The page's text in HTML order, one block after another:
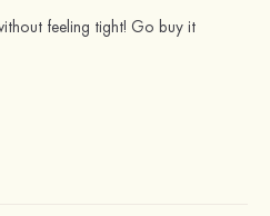
feeling tight! Go buy it